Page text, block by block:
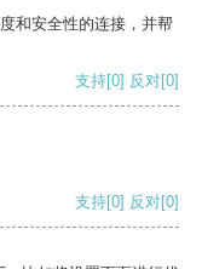
和安全性的连接，并帮
支持[0] 反对[0]
支持[0] 反对[0]